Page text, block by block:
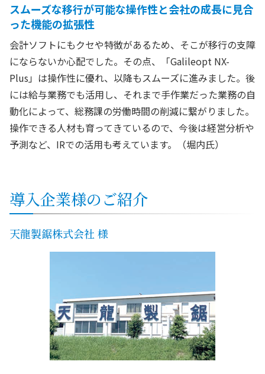
スムーズな移行が可能な操作性と会社の成長に見合
った機能の拡張性
会計ソフトにもクセや特徴があるため、そこが移行の支障
にならないか心配でした。その点、「Galileopt NX-
Plus」は操作性に優れ、以降もスムーズに進みました。後
には給与業務でも活用し、それまで手作業だった業務の自
動化によって、総務課の労働時間の削減に繋がりました。
操作できる人材も育ってきているので、今後は経営分析や
予測など、IRでの活用も考えています。（堀内氏）
導入企業様のご紹介
天龍製鋸株式会社 様